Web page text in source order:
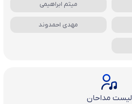
میثم ابراهیمی
مهدی احمدوند
لیست مداحان